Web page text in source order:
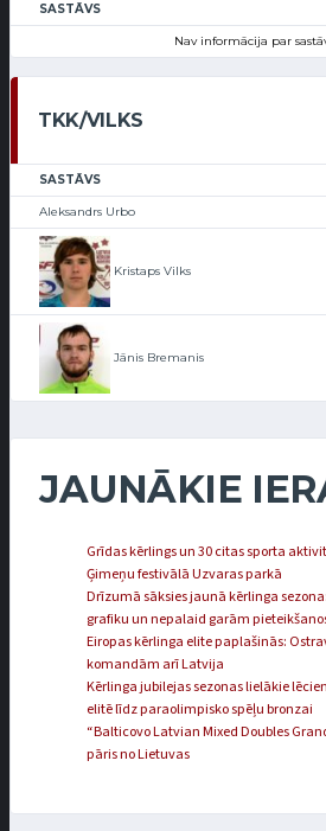
SASTĀVS
Nav informācija par
TKK/VILKS
SASTĀVS
Aleksandrs Urbo
Kristaps Vilks
Jānis Bremanis
JAUNĀKIE
Grīdas kērlings un 30 citas sporta
Ģimeņu festivālā Uzvaras parkā
Drīzumā sāksies jaunā kērlinga
grafiku un nepalaid garām
Eiropas kērlinga elite paplašinās:
komandām arī Latvija
Kērlinga jubilejas sezonas lielākie
elitē līdz paraolimpisko spēļu bronzai
“Balticovo Latvian Mixed Doubles
pāris no Lietuvas